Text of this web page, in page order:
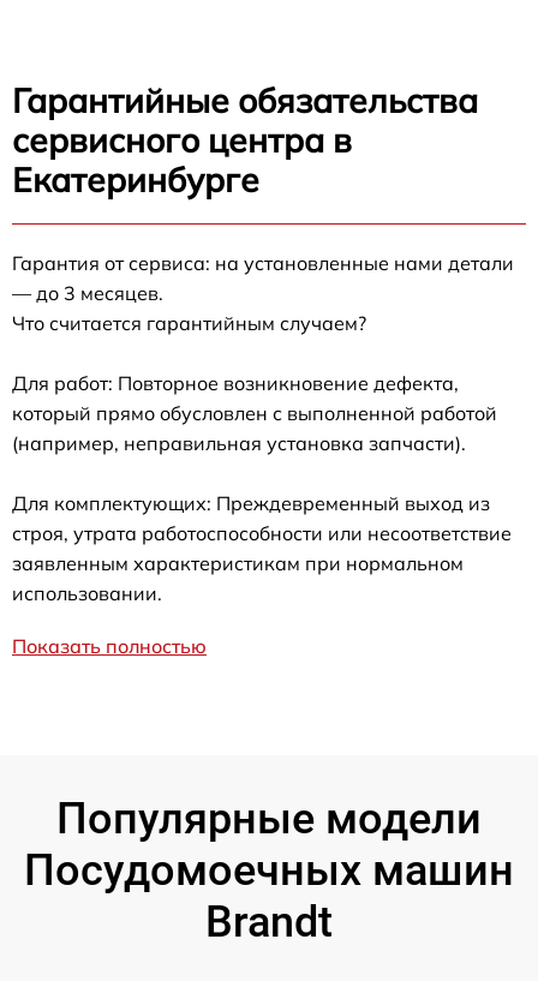
Гарантийные обязательства
сервисного центра в
Екатеринбурге
Гарантия от сервиса: на установленные нами детали
— до 3 месяцев.
Что считается гарантийным случаем?
Для работ: Повторное возникновение дефекта,
который прямо обусловлен с выполненной работой
(например, неправильная установка запчасти).
Для комплектующих: Преждевременный выход из
строя, утрата работоспособности или несоответствие
заявленным характеристикам при нормальном
использовании.
Показать полностью
Популярные модели
Посудомоечных машин
Brandt